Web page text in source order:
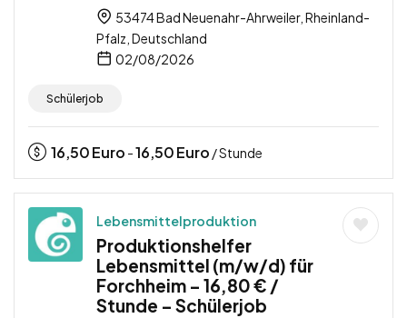
53474 Bad Neuenahr-Ahrweiler, Rheinland-
Pfalz, Deutschland
02/08/2026
Schülerjob
16,50Euro -16,50Euro / Stunde
Lebensmittelproduktion
Produktionshelfer
Lebensmittel (m/w/d) für
Forchheim – 16,80 € /
Stunde – Schülerjob